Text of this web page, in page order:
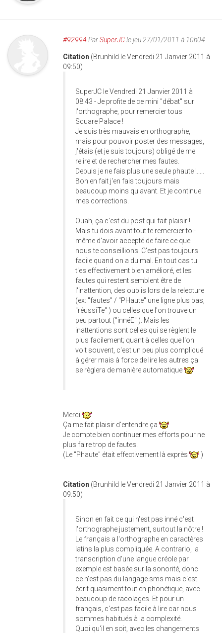
#92994 ParSuperJCle jeu 27/01/2011 à 10h04
Citation (Brunhild le Vendredi 21 Janvier 2011 à
09:50)
SuperJC le Vendredi 21 Janvier 2011 à
08:43 - Je profite de ce mini "débat" sur
l'orthographe, pour remercier tous
Square Palace !
Je suis très mauvais en orthographe,
mais pour pouvoir poster des messages,
j'étais (et je suis toujours) obligé de me
relire et de rechercher mes fautes.
Depuis je ne fais plus une seule phaute !.....
Bon en fait j'en fais toujours mais
beaucoup moins qu'avant. Et je continue
mes corrections.
Ouah, ça c'est du post qui fait plaisir !
Mais tu dois avant tout te remercier toi-
même d'avoir accepté de faire ce que
nous te conseillions. C'est pas toujours
facile quand on a du mal. En tout cas tu
t'es effectivement bien amélioré, et les
fautes qui restent semblent être de
l'inattention, des oublis lors de la relecture
(ex: "fautes" / "PHaute" une ligne plus bas,
"réussiTe" ) ou celles que l'on trouve un
peu partout ("innéE" ). Mais les
inattentions sont celles qui se règlent le
plus facilement; quant à celles que l'on
voit souvent, c'est un peu plus compliqué
à gérer mais à force de lire les autres ça
se règlera de manière automatique
Merci
Ça me fait plaisir d'entendre ça
Je compte bien continuer mes efforts pour ne
plus faire trop de fautes.
(Le "Phaute" était effectivement là exprès
)
Citation (Brunhild le Vendredi 21 Janvier 2011 à
09:50)
Sinon en fait ce qui n'est pas inné c'est
l'orthographe justement, surtout la nôtre !
Le français a l'orthographe en caractères
latins la plus compliquée. A contrario, la
transcription d'une langue créole par
exemple est basée sur la sonorité, donc
ce n'est pas du langage sms mais c'est
écrit quasiment tout en phonétique, avec
beaucoup de racolages. Et pour un
français, c'est pas facile à lire car nous
sommes habitués à la complexité.
Quoi qu'il en soit, avec les changements